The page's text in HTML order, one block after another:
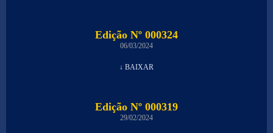
Edição Nº 000324
06/03/2024
↓ BAIXAR
Edição Nº 000319
29/02/2024